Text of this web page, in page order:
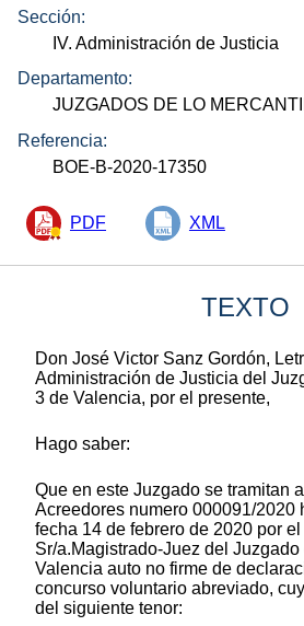
Sección:
IV. Administración de Justicia
Departamento:
JUZGADOS DE LO
Referencia:
BOE-B-2020-17350
PDF XML
TEXTO
Don José Victor Sanz Gordón,
Administración de Justicia del
3 de Valencia, por el presente,
Hago saber:
Que en este Juzgado se tramitan
Acreedores numero 000091/2020
fecha 14 de febrero de 2020 por el
Sr/a.Magistrado-Juez del
Valencia auto no firme de
concurso voluntario abreviado,
del siguiente tenor: